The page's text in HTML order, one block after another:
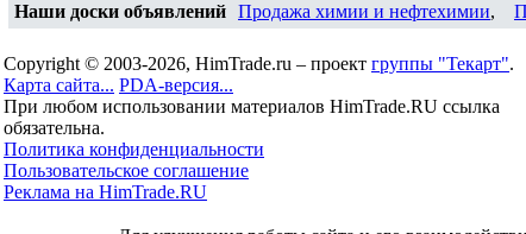
Наши доски объявлений Продажа химии и нефтехимии,
Copyright © 2003-2026, HimTrade.ru – проект группы "Текарт".
Карта сайта... PDA-версия...
При любом использовании материалов HimTrade.RU ссылка
обязательна.
Политика конфиденциальности
Пользовательское соглашение
Реклама на HimTrade.RU